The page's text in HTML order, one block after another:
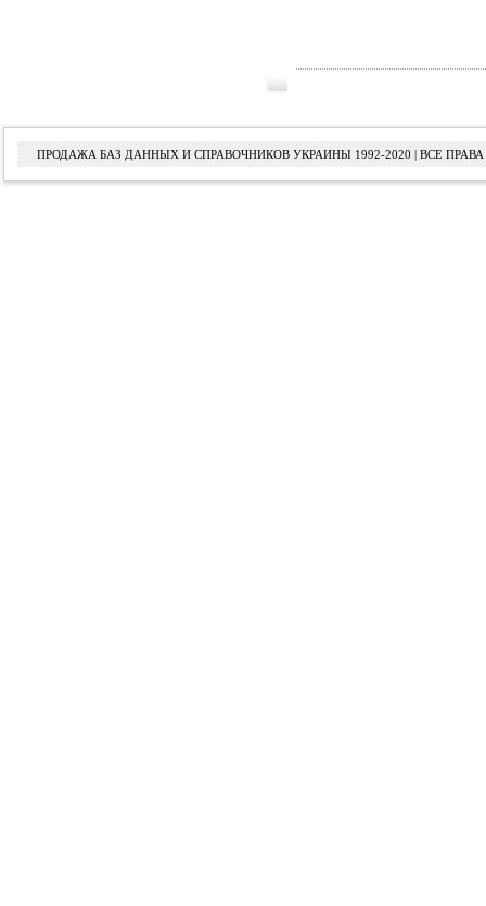
ПРОДАЖА БАЗ ДАННЫХ И СПРАВОЧНИКОВ УКРАИНЫ 1992-2020 | ВСЕ